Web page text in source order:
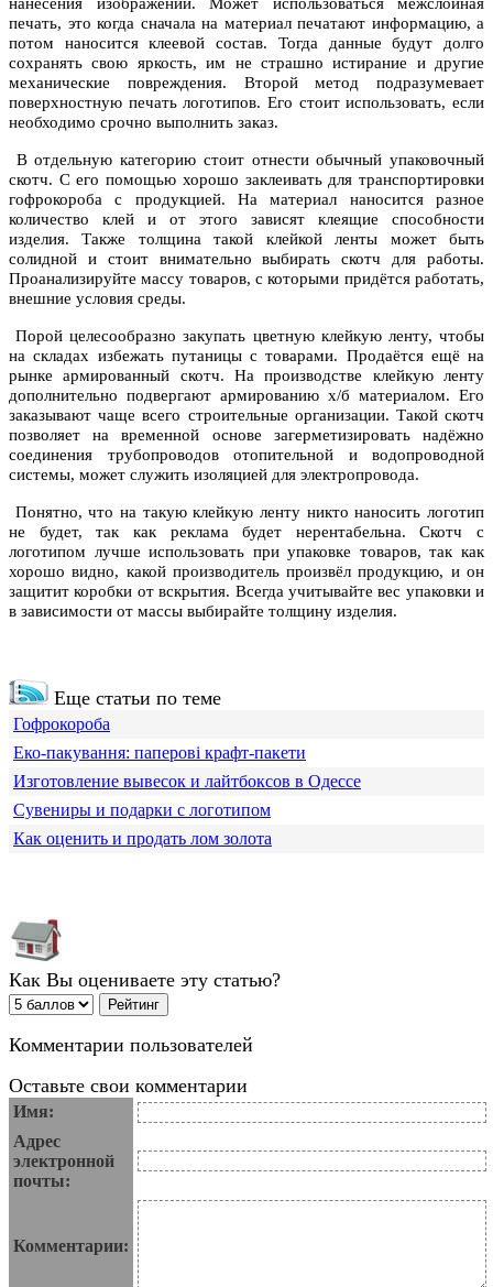
нанесения изображений. Может использоваться межслойная
печать, это когда сначала на материал печатают информацию, а
потом наносится клеевой состав. Тогда данные будут долго
сохранять свою яркость, им не страшно истирание и другие
механические повреждения. Второй метод подразумевает
поверхностную печать логотипов. Его стоит использовать, если
необходимо срочно выполнить заказ.
В отдельную категорию стоит отнести обычный упаковочный
скотч. С его помощью хорошо заклеивать для транспортировки
гофрокороба с продукцией. На материал наносится разное
количество клей и от этого зависят клеящие способности
изделия. Также толщина такой клейкой ленты может быть
солидной и стоит внимательно выбирать скотч для работы.
Проанализируйте массу товаров, с которыми придётся работать,
внешние условия среды.
Порой целесообразно закупать цветную клейкую ленту, чтобы
на складах избежать путаницы с товарами. Продаётся ещё на
рынке армированный скотч. На производстве клейкую ленту
дополнительно подвергают армированию х/б материалом. Его
заказывают чаще всего строительные организации. Такой скотч
позволяет на временной основе загерметизировать надёжно
соединения трубопроводов отопительной и водопроводной
системы, может служить изоляцией для электропровода.
Понятно, что на такую клейкую ленту никто наносить логотип
не будет, так как реклама будет нерентабельна. Скотч с
логотипом лучше использовать при упаковке товаров, так как
хорошо видно, какой производитель произвёл продукцию, и он
защитит коробки от вскрытия. Всегда учитывайте вес упаковки и
в зависимости от массы выбирайте толщину изделия.
Еще статьи по теме
Гофрокороба
Еко-пакування: паперові крафт-пакети
Изготовление вывесок и лайтбоксов в Одессе
Сувениры и подарки с логотипом
Как оценить и продать лом золота
Как Вы оцениваете эту статью?
Комментарии пользователей
Оставьте свои комментарии
Имя:
Адрес
электронной
почты:
Комментарии: